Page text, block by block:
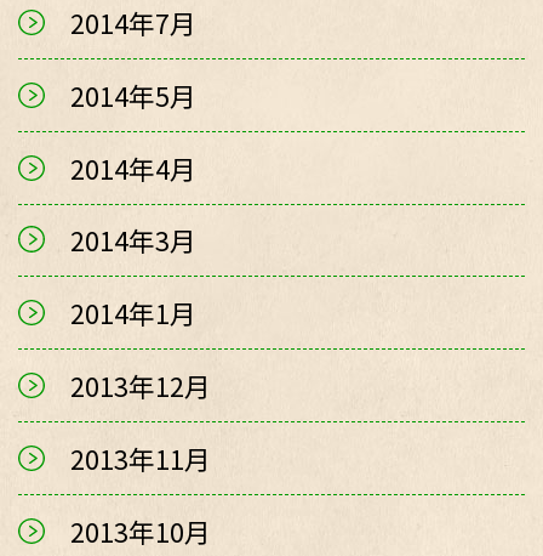
2014年7月
2014年5月
2014年4月
2014年3月
2014年1月
2013年12月
2013年11月
2013年10月